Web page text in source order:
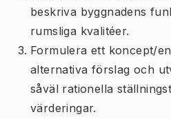
beskriva byggnadens
rumsliga kvalitéer.
Formulera ett koncept/
alternativa förslag och
såväl rationella
värderingar.